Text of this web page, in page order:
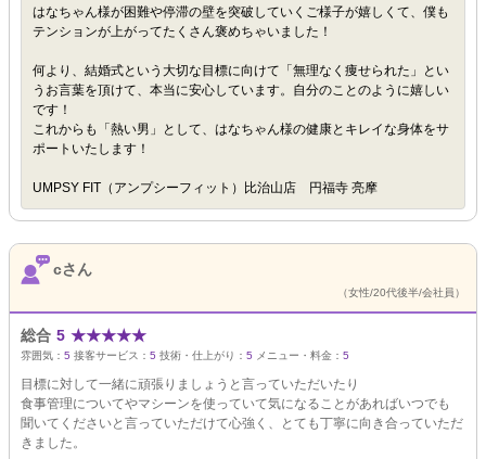
はなちゃん様が困難や停滞の壁を突破していくご様子が嬉しくて、僕も
テンションが上がってたくさん褒めちゃいました！
何より、結婚式という大切な目標に向けて「無理なく痩せられた」とい
うお言葉を頂けて、本当に安心しています。自分のことのように嬉しい
です！
これからも「熱い男」として、はなちゃん様の健康とキレイな身体をサ
ポートいたします！
UMPSY FIT（アンプシーフィット）比治山店 円福寺 亮摩
cさん
（女性/20代後半/会社員）
総合 5 ★★★★★
雰囲気： 5 接客サービス： 5 技術・仕上がり： 5 メニュー・料金： 5
目標に対して一緒に頑張りましょうと言っていただいたり
食事管理についてやマシーンを使っていて気になることがあればいつでも
聞いてくださいと言っていただけて心強く、とても丁寧に向き合っていただ
きました。